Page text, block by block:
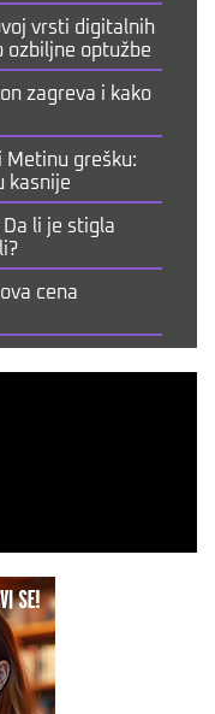
vrsti digitalnih
ozbiljne optužbe
zagreva i kako
Metinu grešku:
kasnije
Da li je stigla
cena